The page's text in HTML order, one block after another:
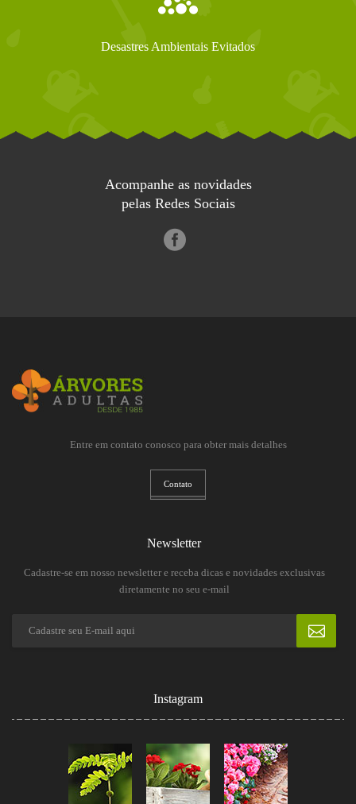
Desastres Ambientais Evitados
Acompanhe as novidades
pelas Redes Sociais
Entre em contato conosco para obter mais detalhes
Contato
Newsletter
Cadastre-se em nosso newsletter e receba dicas e novidades exclusivas
diretamente no seu e-mail
Instagram